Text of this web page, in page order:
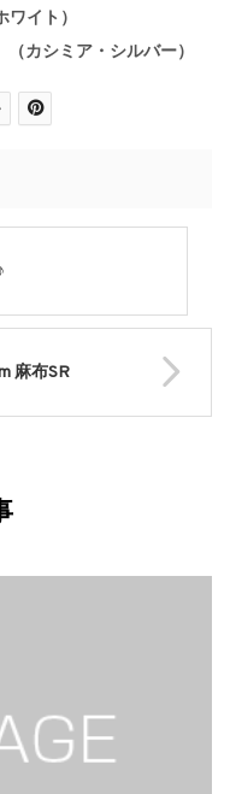
イト）
カシミア・シルバー）
麻布SR